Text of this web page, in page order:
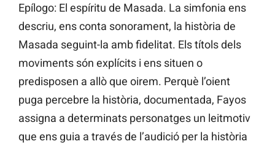
Epílogo: El espíritu de Masada. La simfonia ens
descriu, ens conta sonorament, la història de
Masada seguint-la amb fidelitat. Els títols dels
moviments són explícits i ens situen o
predisposen a allò que oirem. Perquè l’oient
puga percebre la història, documentada, Fayos
assigna a determinats personatges un leitmotiv
que ens guia a través de l’audició per la història